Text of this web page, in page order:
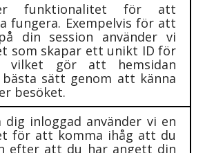
funktionalitet för att
fungera. Exempelvis för att
din session använder vi
som skapar ett unikt ID för
vilket gör att hemsidan
sätt genom att känna
besöket.
inloggad använder vi en
för att komma ihåg att du
efter att du har angett din